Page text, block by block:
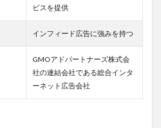
ビスを提供
インフィード広告に強みを持つ
GMOアドパートナーズ株式会
社の連結会社である総合インタ
ーネット広告会社